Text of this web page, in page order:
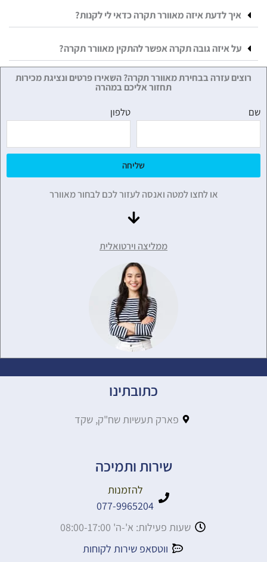
איך לדעת איזה מאוורר תקרה כדאי לי לקנות?
על איזה גובה תקרה אפשר להתקין מאוורר תקרה?
רוצים עזרה בבחירת מאוורר תקרה? השאירו פרטים ונציגת מכירות
תחזור אליכם במהרה
שם טלפון
שליחה
או לחצו למטה ואנסה לעזור לכם לבחור מאוורר
ממליצה וירטואלית
כתובתינו
פארק תעשיות שח"ק, שקד
שירות ותמיכה
להזמנות
077-9965204
שעות פעילות: א'-ה' 08:00-17:00
ווטסאפ שירות לקוחות